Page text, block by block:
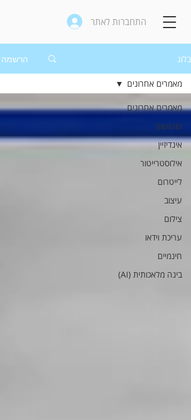
התחברות לאתר
בלוג הרשמה
מאמרים אחרונים
פוטושופ
אינדיזיין
אילוסטרייטור
לייטרום
עיצוב
צילום
עריכת וידאו
חינמיים
בינה מלאכותית (AI)
מאמרים אחרונים